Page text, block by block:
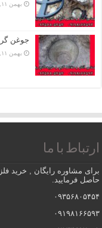
بهمن ۱۱, ۱۴۰۲
جوغن
بهمن ۱۱, ۱۴۰۲
ارتباط با ما
برای مشاوره رایگان , خرید
حاصل فرمایید.
۰۹۳۵۶۸۰۵۴۵۴
۰۹۱۹۸۱۶۶۵۹۳